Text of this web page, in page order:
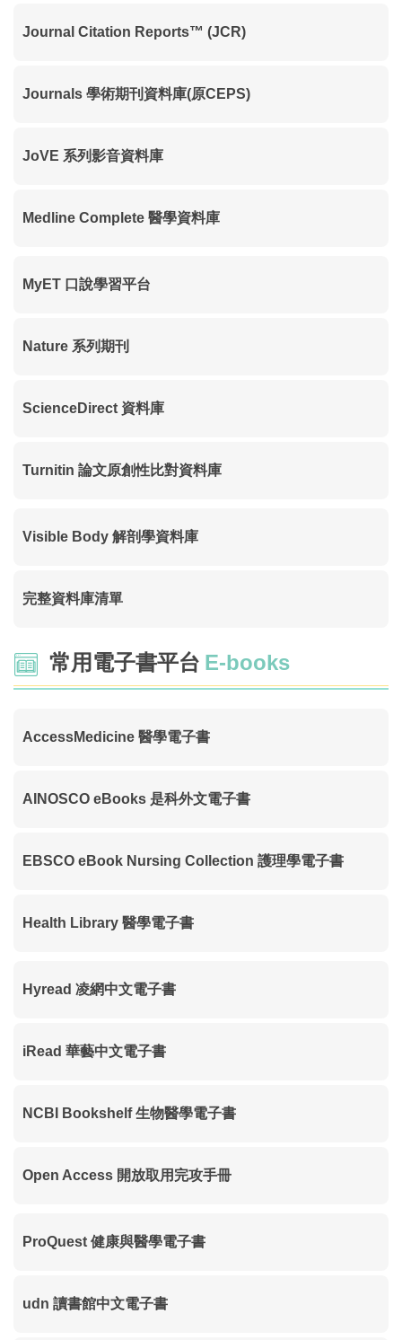
Journal Citation Reports™ (JCR)
Journals 學術期刊資料庫(原CEPS)
JoVE 系列影音資料庫
Medline Complete 醫學資料庫
MyET 口說學習平台
Nature 系列期刊
ScienceDirect 資料庫
Turnitin 論文原創性比對資料庫
Visible Body 解剖學資料庫
完整資料庫清單
常用電子書平台 E-books
AccessMedicine 醫學電子書
AINOSCO eBooks 是科外文電子書
EBSCO eBook Nursing Collection 護理學電子書
Health Library 醫學電子書
Hyread 凌網中文電子書
iRead 華藝中文電子書
NCBI Bookshelf 生物醫學電子書
Open Access 開放取用完攻手冊
ProQuest 健康與醫學電子書
udn 讀書館中文電子書